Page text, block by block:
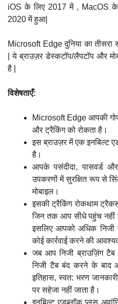
iOS के लिए 2017 में , MacOS
2020 में हुआ|
Microsoft Edge दुनिया का
| ये ब्राउज़र डेस्कटॉप/लैपटॉप और
है |
विशेषताएँ:
Microsoft Edge आपकी
और ट्रैकिंग को रोकता है।
इस ब्राउज़र में एक इनबिल्ट
है।
आपके पसंदीदा, पासवर्ड
उपकरणों में सुरक्षित रूप से
मोबाइल।
इसकी ट्रैकिंग रोकथाम
जिन तक आप सीधे पहुंच नहीं
इसलिए आपको अधिक
कोई कार्रवाई करने की
जब आप निजी ब्राउज़िंग
निजी टैब बंद करने के बाद
इतिहास, स्वत: भरण
पर सहेजा नहीं जाता है।